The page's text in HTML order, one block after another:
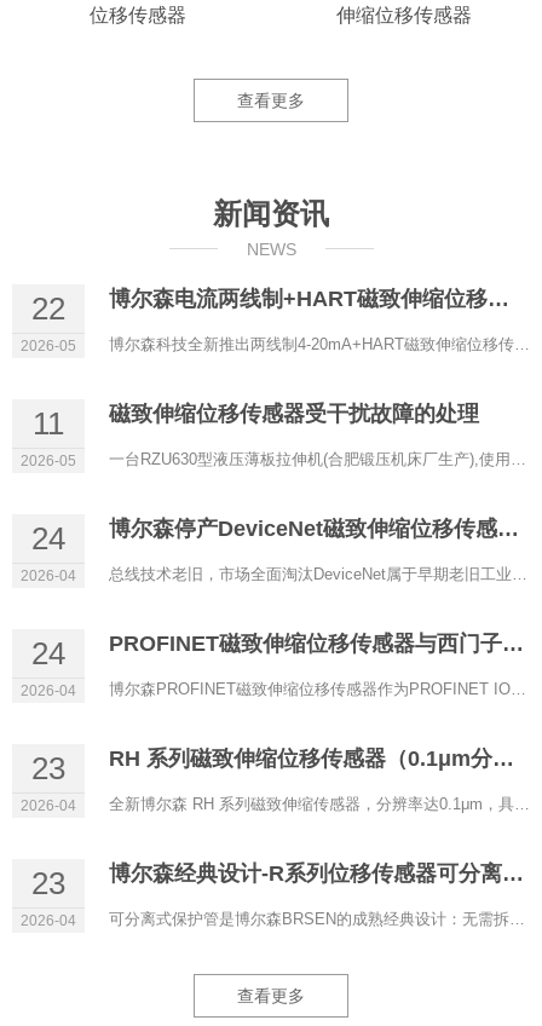
位移传感器
伸缩位移传感器
查看更多
新闻资讯
NEWS
22
2026-05
博尔森电流两线制+HART磁致伸缩位移传感器正式上线
11
2026-05
磁致伸缩位移传感器受干扰故障的处理
24
2026-04
博尔森停产DeviceNet磁致伸缩位移传感器的原因
24
2026-04
PROFINET磁致伸缩位移传感器与西门子PLC通讯配置
23
2026-04
RH 系列磁致伸缩位移传感器（0.1μm分辨率）
23
2026-04
博尔森经典设计-R系列位移传感器可分离式保护管
查看更多